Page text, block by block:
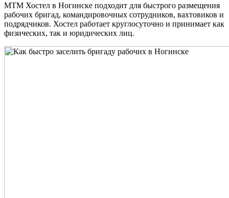
МТМ Хостел в Ногинске подходит для быстрого размещения
рабочих бригад, командировочных сотрудников, вахтовиков и
подрядчиков. Хостел работает круглосуточно и принимает как
физических, так и юридических лиц.